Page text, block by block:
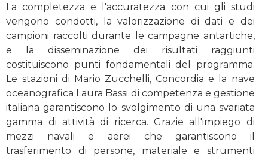
La completezza e l'accuratezza con cui gli studi
vengono condotti, la valorizzazione di dati e dei
campioni raccolti durante le campagne antartiche,
e la disseminazione dei risultati raggiunti
costituiscono punti fondamentali del programma.
Le stazioni di Mario Zucchelli, Concordia e la nave
oceanografica Laura Bassi di competenza e gestione
italiana garantiscono lo svolgimento di una svariata
gamma di attività di ricerca. Grazie all'impiego di
mezzi navali e aerei che garantiscono il
trasferimento di persone, materiale e strumenti